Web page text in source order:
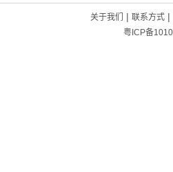
关于我们 | 联系方式|
粤ICP备